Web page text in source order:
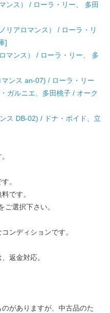
ンス） / ローラ・リー、 多田
リアロマンス） / ローラ・リ
]
マンス） / ローラ・リー、 多
ンス an-07) / ローラ・リー
ガルニエ、多田桃子 / オーク
ス DB-02) / ドナ・ボイド、立
。
です。
選択下さい。
ンディションです。
返金対応。
がありますが、中古品のた